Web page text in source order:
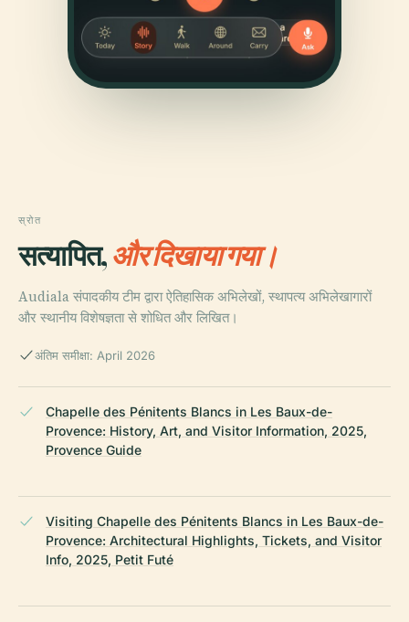
स्रोत
सत्यापित,और दिखाया गया।
Audiala संपादकीय टीम द्वारा ऐतिहासिक अभिलेखों, स्थापत्य अभिलेखागारों
और स्थानीय विशेषज्ञता से शोधित और लिखित।
अंतिम समीक्षा: April 2026
Chapelle des Pénitents Blancs in Les Baux-de-
Provence: History, Art, and Visitor Information, 2025,
Provence Guide
Visiting Chapelle des Pénitents Blancs in Les Baux-de-
Provence: Architectural Highlights, Tickets, and Visitor
Info, 2025, Petit Futé